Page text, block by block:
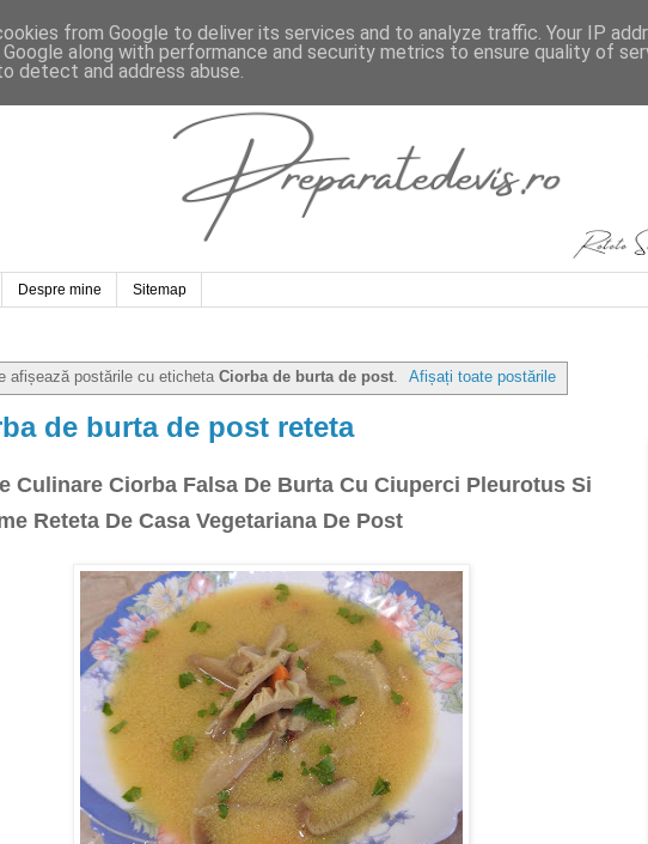
Despre mine Sitemap
afișează postările cu eticheta Ciorba de burta de post. Afișați toate postările
de burta de post reteta
Culinare Ciorba Falsa De Burta Cu Ciuperci Pleurotus Si
Reteta De Casa Vegetariana De Post
from Google to deliver its services and to analyze traffic. Your IP
along with performance and security metrics to ensure quality of
detect and address abuse.